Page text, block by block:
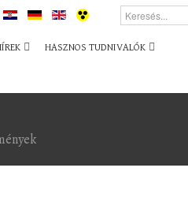
HASZNOS TUDNIVALÓK